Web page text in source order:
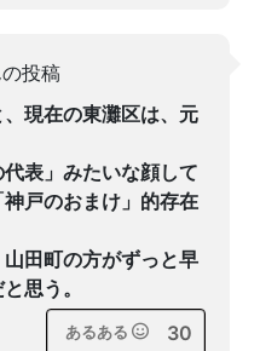
投稿
現在の東灘区は、元
表」みたいな顔して
戸のおまけ」的存在
田町の方がずっと早
思う。
あるある 30